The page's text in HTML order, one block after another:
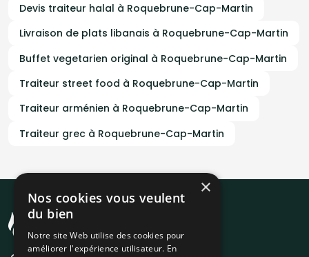
Devis traiteur halal à Roquebrune-Cap-Martin
Livraison de plats libanais à Roquebrune-Cap-Martin
Buffet vegetarien original à Roquebrune-Cap-Martin
Traiteur street food à Roquebrune-Cap-Martin
Traiteur arménien à Roquebrune-Cap-Martin
Traiteur grec à Roquebrune-Cap-Martin
×
Nos cookies vous veulent
du bien
Notre site Web utilise des cookies pour
améliorer l'expérience utilisateur. En